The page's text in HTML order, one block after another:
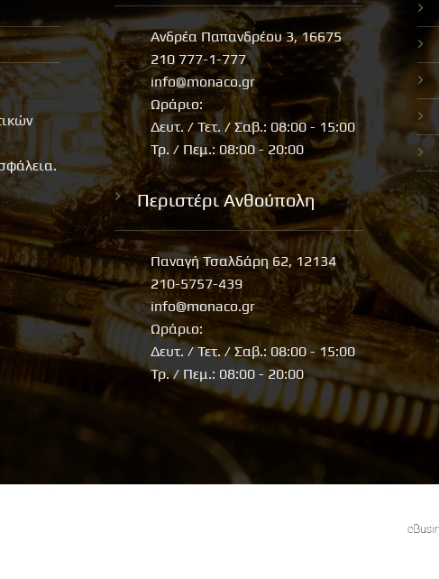
Ανδρέα Παπανδρέου 3, 16675
210 777-1-777
info@monaco.gr
Ωράριο:
Δευτ. / Τετ. / Σαβ.: 08:00 - 15:00
Τρ. / Πεμ.: 08:00 - 20:00
Περιστέρι Ανθούπολη
Παναγή Τσαλδάρη 62, 12134
210-5757-439
info@monaco.gr
Ωράριο:
Δευτ. / Τετ. / Σαβ.: 08:00 - 15:00
Τρ. / Πεμ.: 08:00 - 20:00